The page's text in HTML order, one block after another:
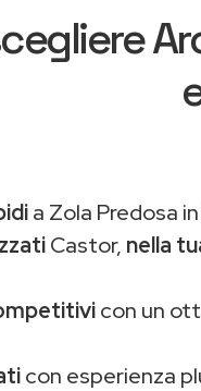
a Zola Predosa
Castor, nella
con un
con esperienza